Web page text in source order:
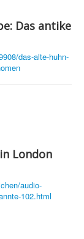
Das antike
das-alte-huhn-
London
audio-
102.html